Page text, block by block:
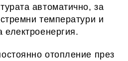
автоматично, за
температури и
отопление през